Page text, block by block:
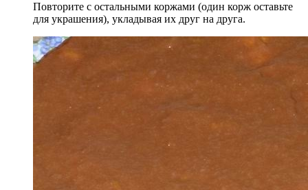
Повторите с остальными коржами (один корж оставьте
для украшения), укладывая их друг на друга.